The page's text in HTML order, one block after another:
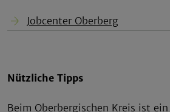
Jobcenter Oberberg
Nützliche Tipps
Beim Oberbergischen Kreis ist